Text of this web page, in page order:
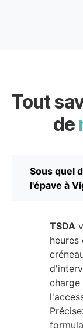
Tout
de
Sous quel
l'épave à
TSDA